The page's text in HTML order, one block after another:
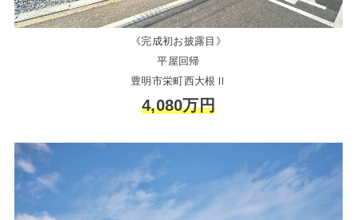
《完成初お披露目》
平屋回帰
豊明市栄町西大根Ⅱ
4,080万円